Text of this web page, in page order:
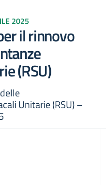
2025
il rinnovo
(RSU)
Unitarie (RSU) –